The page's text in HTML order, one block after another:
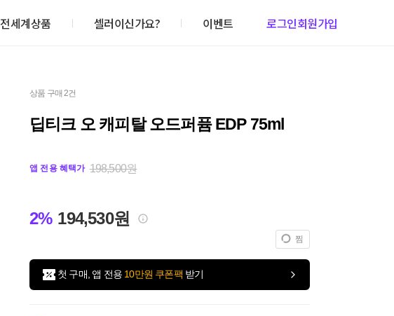
전세계상품 셀러이신가요? 이벤트 로그인회원가입
상품 구매 2건
딥티크 오 캐피탈 오드퍼퓸 EDP 75ml
앱 전용 혜택가 198,500원
2% 194,530원
찜
첫 구매, 앱 전용 10만원 쿠폰팩 받기